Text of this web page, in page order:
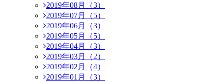
2019年08月（3）
2019年07月（5）
2019年06月（3）
2019年05月（5）
2019年04月（3）
2019年03月（2）
2019年02月（4）
2019年01月（3）